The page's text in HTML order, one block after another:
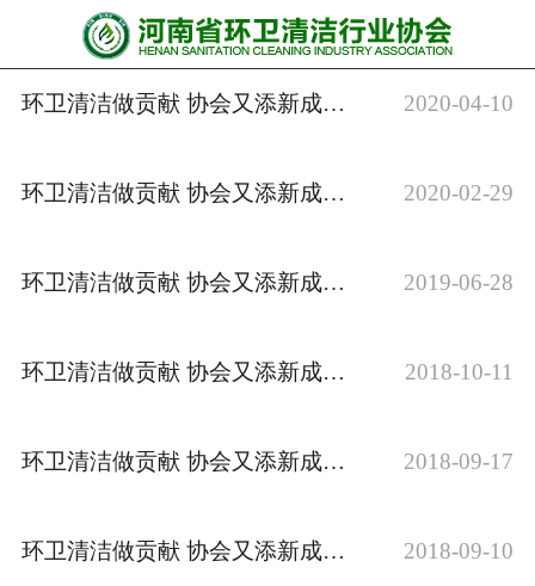
网站首页
******培训
关于协会
环卫清洁做贡献 协会又添新成员之河南绿侍卫生物科技有限公司 2020-04-10
环卫清洁做贡献 协会又添新成员之广东志诚达再生能源有限公司 2020-02-29
环卫清洁做贡献 协会又添新成员之郑州帮友有害生物******有限公司 2019-06-28
环卫清洁做贡献 协会又添新成员之新乡市恒远市政工程有限公司 2018-10-11
环卫清洁做贡献 协会又添新成员之河南冠星物业服务有限公司 2018-09-17
环卫清洁做贡献 协会又添新成员之郑州博之雅商贸有限公司 2018-09-10